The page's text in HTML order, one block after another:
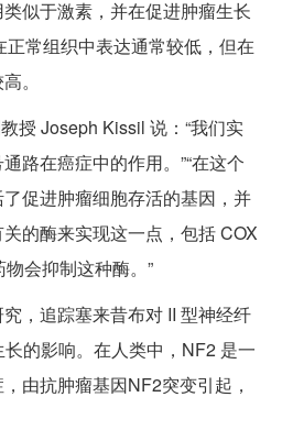
似于激素，并在促进肿瘤生长
常组织中表达通常较低，但在
。
授 Joseph Kissil 说：“我们实
路在癌症中的作用。”“在这个
促进肿瘤细胞存活的基因，并
的酶来实现这一点，包括 COX
会抑制这种酶。”
，追踪塞来​​昔布对 II 型神经纤
的影响。在人类中，NF2 是一
由抗肿瘤基因NF2突变引起，